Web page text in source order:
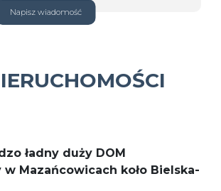
Napisz wiadomość
ładny duży DOM
Mazańcowicach koło Bielska-